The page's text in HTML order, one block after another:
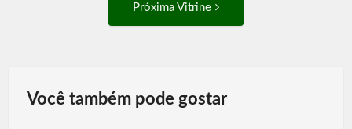
Próxima Vitrine
Você também pode gostar